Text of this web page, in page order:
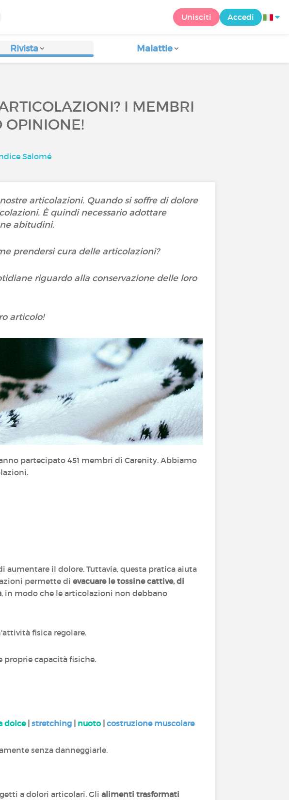
Unisciti Accedi
Rivista Malattie
I MEMBRI
OPINIONE!
Salomé
articolazioni. Quando si soffre di dolore
È quindi necessario adottare
abitudini.
prendersi cura delle articolazioni?
riguardo alla conservazione delle loro
articolo!
partecipato 451 membri di Carenity. Abbiamo
aumentare il dolore. Tuttavia, questa pratica aiuta
permette di evacuare le tossine cattive, di
, in modo che le articolazioni non debbano
fisica regolare.
proprie capacità fisiche.
dolce| stretching nuoto costruzione muscolare
senza danneggiarle.
a dolori articolari. Gli alimenti trasformati